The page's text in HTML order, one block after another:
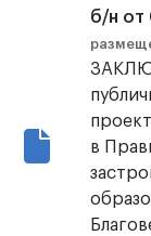
б/н от
в